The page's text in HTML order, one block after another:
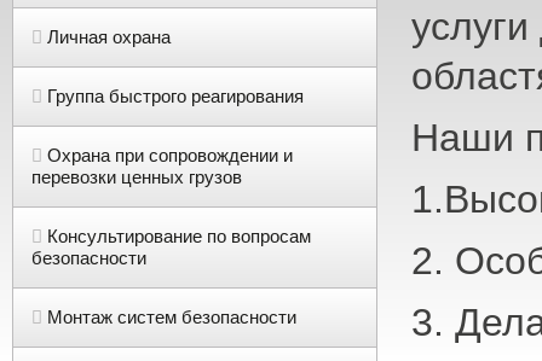
Личная охрана
Группа быстрого реагирования
Охрана при сопровождении и
перевозки ценных грузов
Консультирование по вопросам
безопасности
Монтаж систем безопасности
Наши
2.
3.